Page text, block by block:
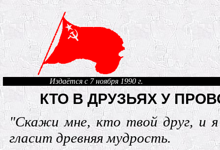
Издаётся с 7 ноября 1990 г.
КТО В ДРУЗЬЯХ У
"Скажи мне, кто твой друг, и
гласит древняя мудрость.